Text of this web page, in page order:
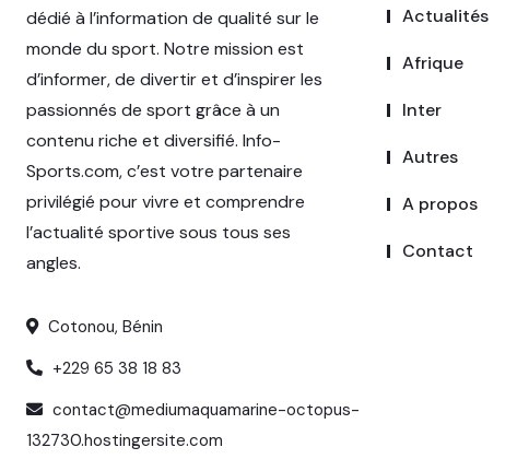
dédié à l’information de qualité sur le
monde du sport. Notre mission est
d’informer, de divertir et d’inspirer les
passionnés de sport grâce à un
contenu riche et diversifié. Info-
Sports.com, c’est votre partenaire
privilégié pour vivre et comprendre
l’actualité sportive sous tous ses
angles.
Cotonou, Bénin
+229 65 38 18 83
contact@mediumaquamarine-octopus-
132730.hostingersite.com
Actualités
Afrique
Inter
Autres
A propos
Contact